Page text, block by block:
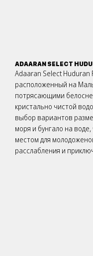
ADAARAN SELECT
Adaaran Select Huduran
расположенный на
потрясающими
кристально чистой
выбор вариантов
моря и бунгало на
местом для
расслабления и